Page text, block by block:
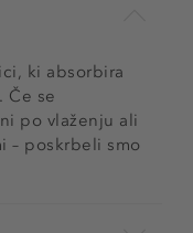
ki absorbira
Če se
po vlaženju ali
– poskrbeli smo